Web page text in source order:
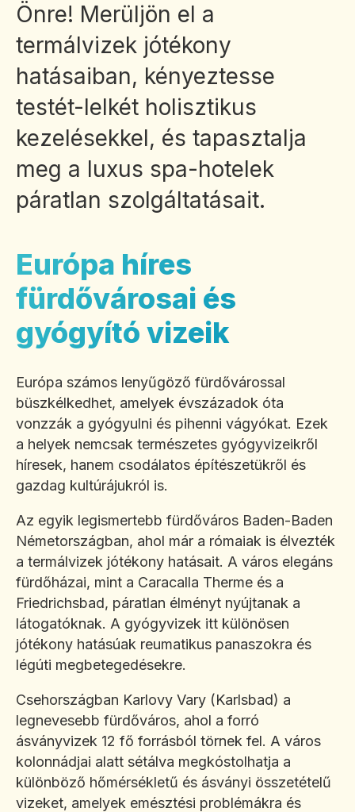
Önre! Merüljön el a
termálvizek jótékony
hatásaiban, kényeztesse
testét-lelkét holisztikus
kezelésekkel, és tapasztalja
meg a luxus spa-hotelek
páratlan szolgáltatásait.
Európa híres
fürdővárosai és
gyógyító vizeik
Európa számos lenyűgöző fürdővárossal
büszkélkedhet, amelyek évszázadok óta
vonzzák a gyógyulni és pihenni vágyókat. Ezek
a helyek nemcsak természetes gyógyvizeikről
híresek, hanem csodálatos építészetükről és
gazdag kultúrájukról is.
Az egyik legismertebb fürdőváros Baden-Baden
Németországban, ahol már a rómaiak is élvezték
a termálvizek jótékony hatásait. A város elegáns
fürdőházai, mint a Caracalla Therme és a
Friedrichsbad, páratlan élményt nyújtanak a
látogatóknak. A gyógyvizek itt különösen
jótékony hatásúak reumatikus panaszokra és
légúti megbetegedésekre.
Csehországban Karlovy Vary (Karlsbad) a
legnevesebb fürdőváros, ahol a forró
ásványvizek 12 fő forrásból törnek fel. A város
kolonnádjai alatt sétálva megkóstolhatja a
különböző hőmérsékletű és ásványi összetételű
vizeket, amelyek emésztési problémákra és